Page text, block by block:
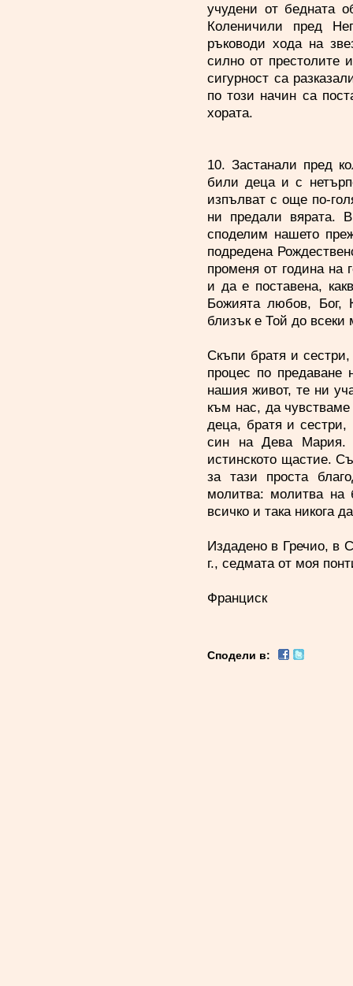
учудени от бедната
Коленичили пред
ръководи хода на
силно от престолите
сигурност са
по този начин са
хората.
10. Застанали пред
били деца и с
изпълват с още по-
ни предали вярата.
споделим нашето
подредена
променя от година на
и да е поставена,
Божията любов, Бог,
близък е Той до всеки
Скъпи братя и сестри,
процес по предаване
нашия живот, те ни
към нас, да
деца, братя и
син на Дева Мария.
истинското щастие.
за тази проста
молитва: молитва на
всичко и така никога
Издадено в Гречио, в
г., седмата от моя
Франциск
Сподели в: